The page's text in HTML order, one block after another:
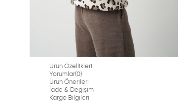
Ürün Özellikleri
Yorumlar(0)
Ürün Önerileri
İade & Degişim
Kargo Bilgileri